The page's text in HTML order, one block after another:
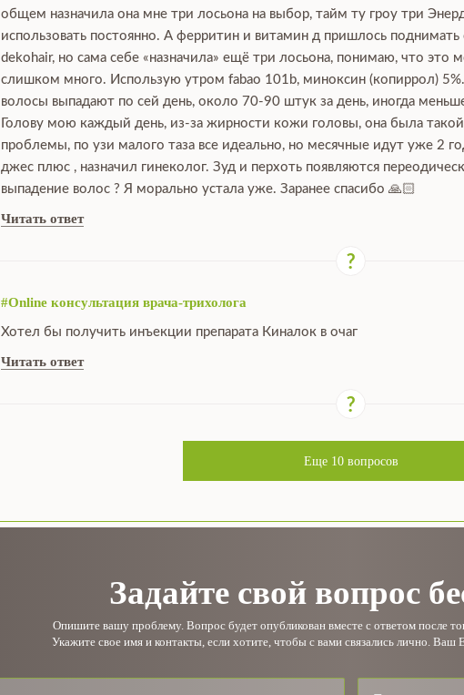
общем назначила она мне три лосьона на выбор, тайм ту гроу три
использовать постоянно. А ферритин и витамин д пришлось
dekohair, но сама себе «назначила» ещё три лосьона, понимаю, что это
слишком много. Использую утром fabao 101b, миноксин (копиррол)
волосы выпадают по сей день, около 70-90 штук за день, иногда
Голову мою каждый день, из-за жирности кожи головы, она была
проблемы, по узи малого таза все идеально, но месячные идут уже 2
джес плюс , назначил гинеколог. Зуд и перхоть появляются
выпадение волос ? Я морально устала уже. Заранее спасибо 🙏🏻
Читать ответ
#Online консультация врача-трихолога
Хотел бы получить инъекции препарата Киналок в очаг
Читать ответ
Еще 10 вопросов
Задайте свой вопрос
Опишите вашу проблему. Вопрос будет опубликован вместе с ответом после
Укажите свое имя и контакты, если хотите, чтобы с вами связались лично. Ваш